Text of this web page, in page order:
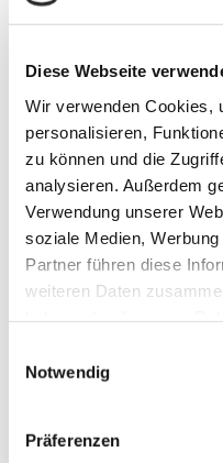
Diese Webseite
Wir verwenden Cookies,
personalisieren,
zu können und die
analysieren. Außerdem
Verwendung unserer
soziale Medien,
Partner führen diese
weiteren Daten
Notwendig
Präferenzen
2026
Ab nächster
Urlaubszeit.
Die Praxis bleibt
geöffnet!
Vom 13.7.-24.7.
Vom 27.7. bis
Urlaub.
Bitte haben Sie
können.